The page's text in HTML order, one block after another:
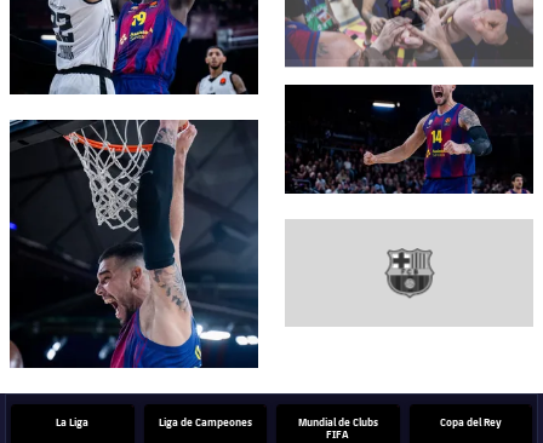
FC Barcelona club badge
FC Barcelona club badge
La Liga Liga de Campeones
Mundial de Clubs
FIFA
Copa del Rey